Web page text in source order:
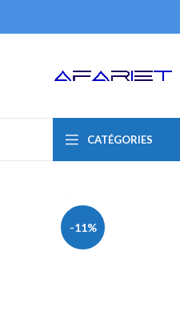
CATÉGORIES
-11%